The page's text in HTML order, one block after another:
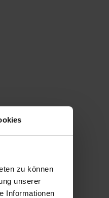
zu können
unserer
Informationen